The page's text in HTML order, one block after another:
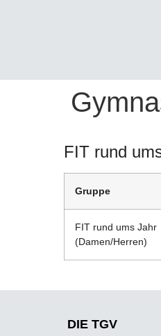
FIT rund
Gruppe
FIT rund ums Jahr
(Damen/Herren)
DIE TGV